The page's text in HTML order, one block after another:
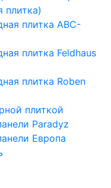
плитка)
плитка ABC-
плитка Feldhaus
плитка Roben
плиткой
Paradyz
Европа